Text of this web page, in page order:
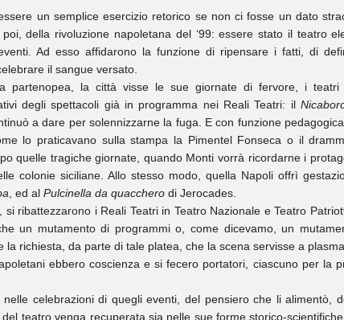
un semplice esercizio retorico se non ci fosse un dato
della rivoluzione napoletana del ‘99: essere stato il teatro
Ad esso affidarono la funzione di ripensare i fatti, di
il sangue versato.
partenopea, la città visse le sue giornate di fervore, i
degli spettacoli già in programma nei Reali Teatri: il
a dare per solennizzarne la fuga. E con funzione
lo praticavano sulla stampa la Pimentel Fonseca o il
quelle tragiche giornate, quando Monti vorrà ricordarne i
colonie siciliane. Allo stesso modo, quella Napoli offrì
, ed al Pulcinella da quaccherodi Jerocades.
ribattezzarono i Reali Teatri in Teatro Nazionale e Teatro
un mutamento di programmi o, come dicevamo, un
richiesta, da parte di tale platea, che la scena servisse a
ebbero coscienza e si fecero portatori, ciascuno per la
celebrazioni di quegli eventi, del pensiero che li alimentò,
teatro venga recuperata sia nelle sue forme storico-